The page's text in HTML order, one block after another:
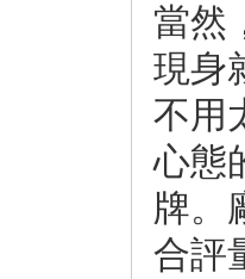
當然
現身
不用
心態
牌。
合評